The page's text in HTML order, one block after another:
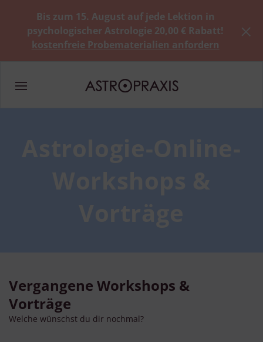
Bis zum 15. August auf jede Lektion in
psychologischer Astrologie 20,00 € Rabatt!
kostenfreie Probematerialien anfordern
Vergangene Workshops &
Vorträge
Welche wünschst du dir nochmal?